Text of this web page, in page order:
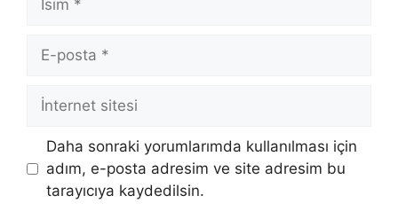
posta
İnternet
Daha sonraki yorumlarımda kullanılması için
adım, e-posta adresim ve site adresim bu
tarayıcıya kaydedilsin.